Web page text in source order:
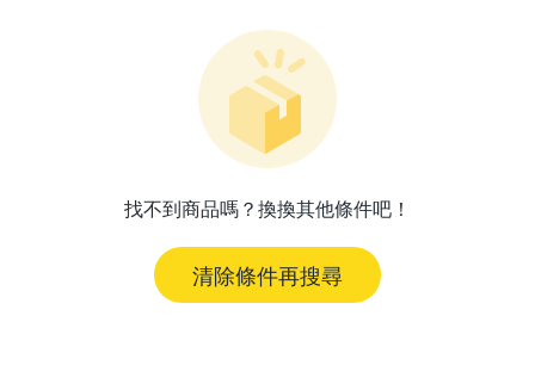
找不到商品嗎？換換其他條件吧！
清除條件再搜尋